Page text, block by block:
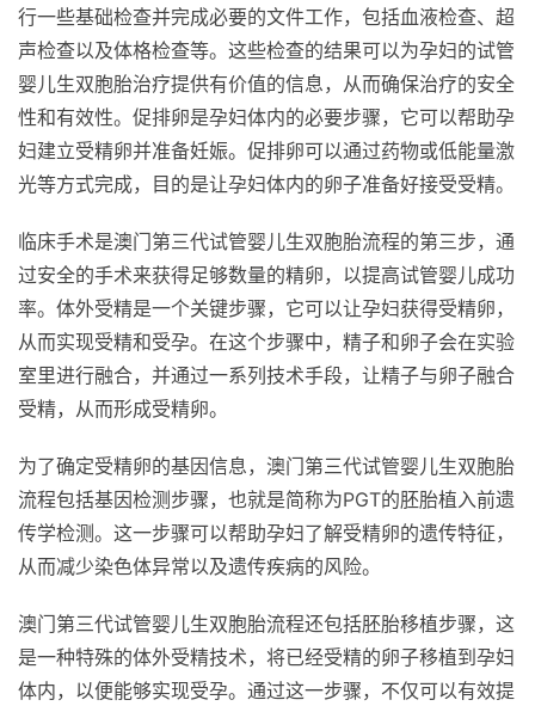
行一些基础检查并完成必要的文件工作，包括血液检查、超
声检查以及体格检查等。这些检查的结果可以为孕妇的试管
婴儿生双胞胎治疗提供有价值的信息，从而确保治疗的安全
性和有效性。促排卵是孕妇体内的必要步骤，它可以帮助孕
妇建立受精卵并准备妊娠。促排卵可以通过药物或低能量激
光等方式完成，目的是让孕妇体内的卵子准备好接受受精。
临床手术是澳门第三代试管婴儿生双胞胎流程的第三步，通
过安全的手术来获得足够数量的精卵，以提高试管婴儿成功
率。体外受精是一个关键步骤，它可以让孕妇获得受精卵，
从而实现受精和受孕。在这个步骤中，精子和卵子会在实验
室里进行融合，并通过一系列技术手段，让精子与卵子融合
受精，从而形成受精卵。
为了确定受精卵的基因信息，澳门第三代试管婴儿生双胞胎
流程包括基因检测步骤，也就是简称为PGT的胚胎植入前遗
传学检测。这一步骤可以帮助孕妇了解受精卵的遗传特征，
从而减少染色体异常以及遗传疾病的风险。
澳门第三代试管婴儿生双胞胎流程还包括胚胎移植步骤，这
是一种特殊的体外受精技术，将已经受精的卵子移植到孕妇
体内，以便能够实现受孕。通过这一步骤，不仅可以有效提